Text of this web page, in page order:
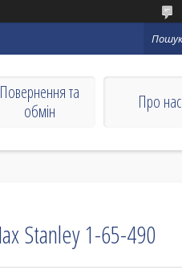
Повернення та
обмін
Про нас
Stanley 1-65-490